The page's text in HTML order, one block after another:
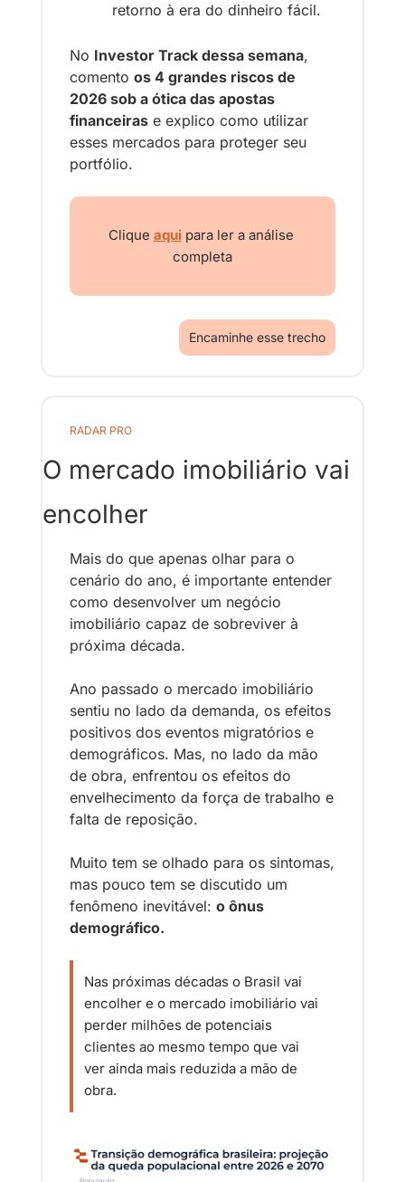
retorno à era do dinheiro fácil.
No Investor Track dessa semana,
comento os 4 grandes riscos de
2026 sob a ótica das apostas
financeiras e explico como utilizar
esses mercados para proteger seu
portfólio.
Clique aqui para ler a análise
completa
Encaminhe esse trecho
RADAR PRO
O mercado imobiliário vai
encolher
Mais do que apenas olhar para o
cenário do ano, é importante entender
como desenvolver um negócio
imobiliário capaz de sobreviver à
próxima década.
Ano passado o mercado imobiliário
sentiu no lado da demanda, os efeitos
positivos dos eventos migratórios e
demográficos. Mas, no lado da mão
de obra, enfrentou os efeitos do
envelhecimento da força de trabalho e
falta de reposição.
Muito tem se olhado para os sintomas,
mas pouco tem se discutido um
fenômeno inevitável: o ônus
demográfico.
Nas próximas décadas o Brasil vai
encolher e o mercado imobiliário vai
perder milhões de potenciais
clientes ao mesmo tempo que vai
ver ainda mais reduzida a mão de
obra.